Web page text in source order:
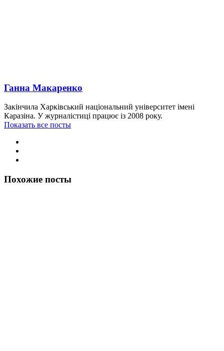
Ганна Макаренко
Закінчила Харківський національний університет імені
Каразіна. У журналістиці працює із 2008 року.
Показать все посты
Похожие посты